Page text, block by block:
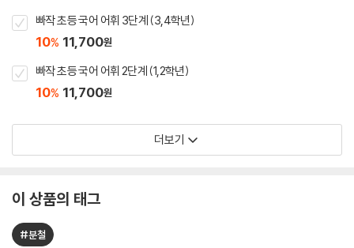
빠작 초등 국어 어휘 3단계 (3,4학년)
10% 11,700원
빠작 초등 국어 어휘 2단계 (1,2학년)
10% 11,700원
더보기
이 상품의 태그
#분철